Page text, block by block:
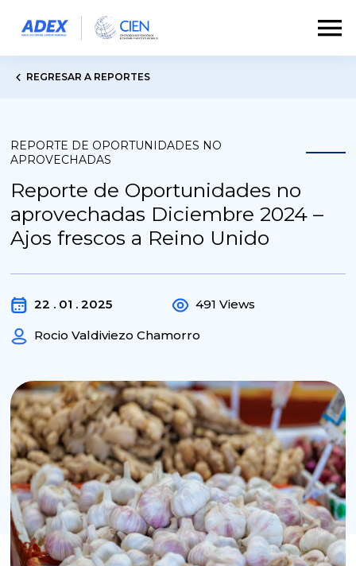
REGRESAR A REPORTES
REPORTE DE OPORTUNIDADES NO
APROVECHADAS
Reporte de Oportunidades no
aprovechadas Diciembre 2024 –
Ajos frescos a Reino Unido
22 . 01 . 2025
Rocio Valdiviezo Chamorro
491 Views